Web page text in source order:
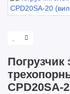
Погрузчик